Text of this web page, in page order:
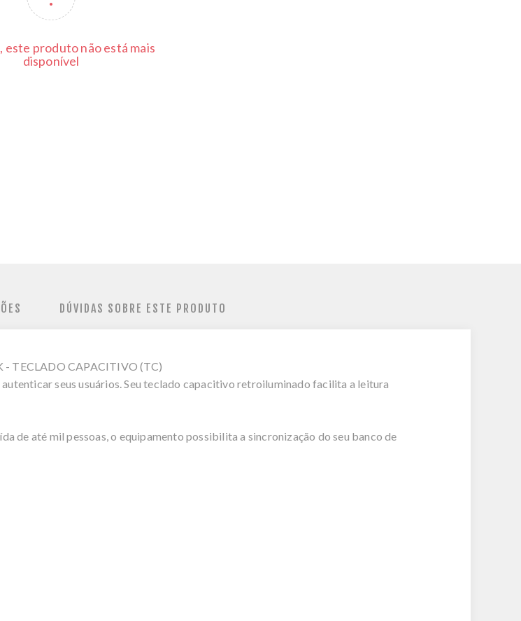
este produto não está mais
disponível
DÚVIDAS SOBRE ESTE PRODUTO
- TECLADO CAPACITIVO (TC)
seus usuários. Seu teclado capacitivo retroiluminado facilita a leitura
de até mil pessoas, o equipamento possibilita a sincronização do seu banco de